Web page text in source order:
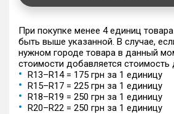
При покупке менее 4 единиц
быть выше указанной. В случае,
нужном городе товара в данный
стоимости добавляется стоимость
R13–R14 = 175 грн за 1 единицу
R15–R17 = 225 грн за 1 единицу
R18–R19 = 250 грн за 1 единицу
R20–R22 = 250 грн за 1 единицу